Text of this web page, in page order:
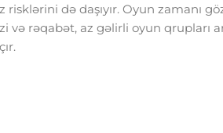
də daşıyır. Oyun zamanı
və rəqabət, az gəlirli oyun qrupları